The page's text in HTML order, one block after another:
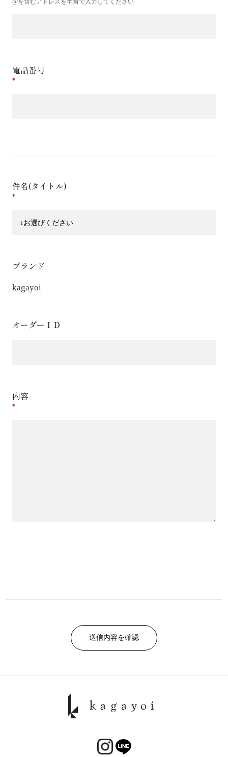
@を含むアドレスを半角で入力してください
電話番号
件名(タイトル)
ブランド
kagayoi
オーダーＩＤ
内容